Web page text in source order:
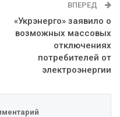
ВПЕРЕД
«Укрэнерго» заявило о
возможных массовых
отключениях
потребителей от
электроэнергии